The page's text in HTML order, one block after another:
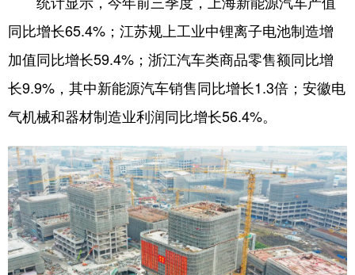
同比增长65.4%；江苏规上工业中锂离子电池制造增
加值同比增长59.4%；浙江汽车类商品零售额同比增
长9.9%，其中新能源汽车销售同比增长1.3倍；安徽电
气机械和器材制造业利润同比增长56.4%。